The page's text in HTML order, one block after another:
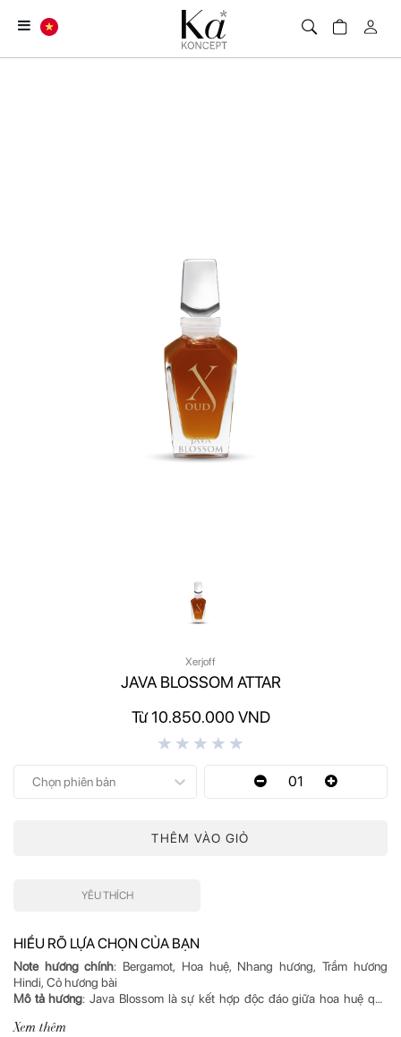
Xerjoff
JAVA BLOSSOM ATTAR
Từ 10.850.000 VND
Chọn phiên bản 01
THÊM VÀO GIỎ
YÊU THÍCH
HIỂU RÕ LỰA CHỌN CỦA BẠN
Note hương chính: Bergamot, Hoa huệ, Nhang hương, Trầm hương
Mô tả hương: Java Blossom là sự kết hợp độc đáo giữa hoa huệ quý
Xem thêm